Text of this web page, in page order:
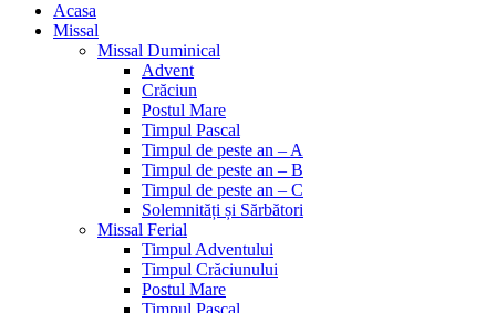
Acasa
Missal
Missal Duminical
Advent
Crăciun
Postul Mare
Timpul Pascal
Timpul de peste an – A
Timpul de peste an – B
Timpul de peste an – C
Solemnități și Sărbători
Missal Ferial
Timpul Adventului
Timpul Crăciunului
Postul Mare
Timpul Pascal